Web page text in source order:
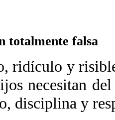
totalmente falsa
ridículo y
necesitan
disciplina y